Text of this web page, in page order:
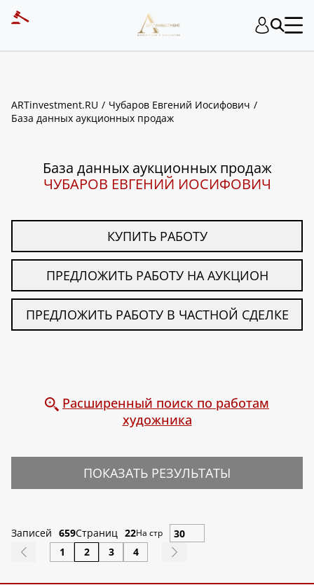
ARTinvestment.RU
Чубаров Евгений Иосифович
База данных аукционных продаж
База данных аукционных продаж
ЧУБАРОВ ЕВГЕНИЙ ИОСИФОВИЧ
КУПИТЬ РАБОТУ
ПРЕДЛОЖИТЬ РАБОТУ НА АУКЦИОН
ПРЕДЛОЖИТЬ РАБОТУ В ЧАСТНОЙ СДЕЛКЕ
Расширенный поиск по работам
художника
ПОКАЗАТЬ РЕЗУЛЬТАТЫ
Записей 659Страниц 22На стр
1 2 3 4